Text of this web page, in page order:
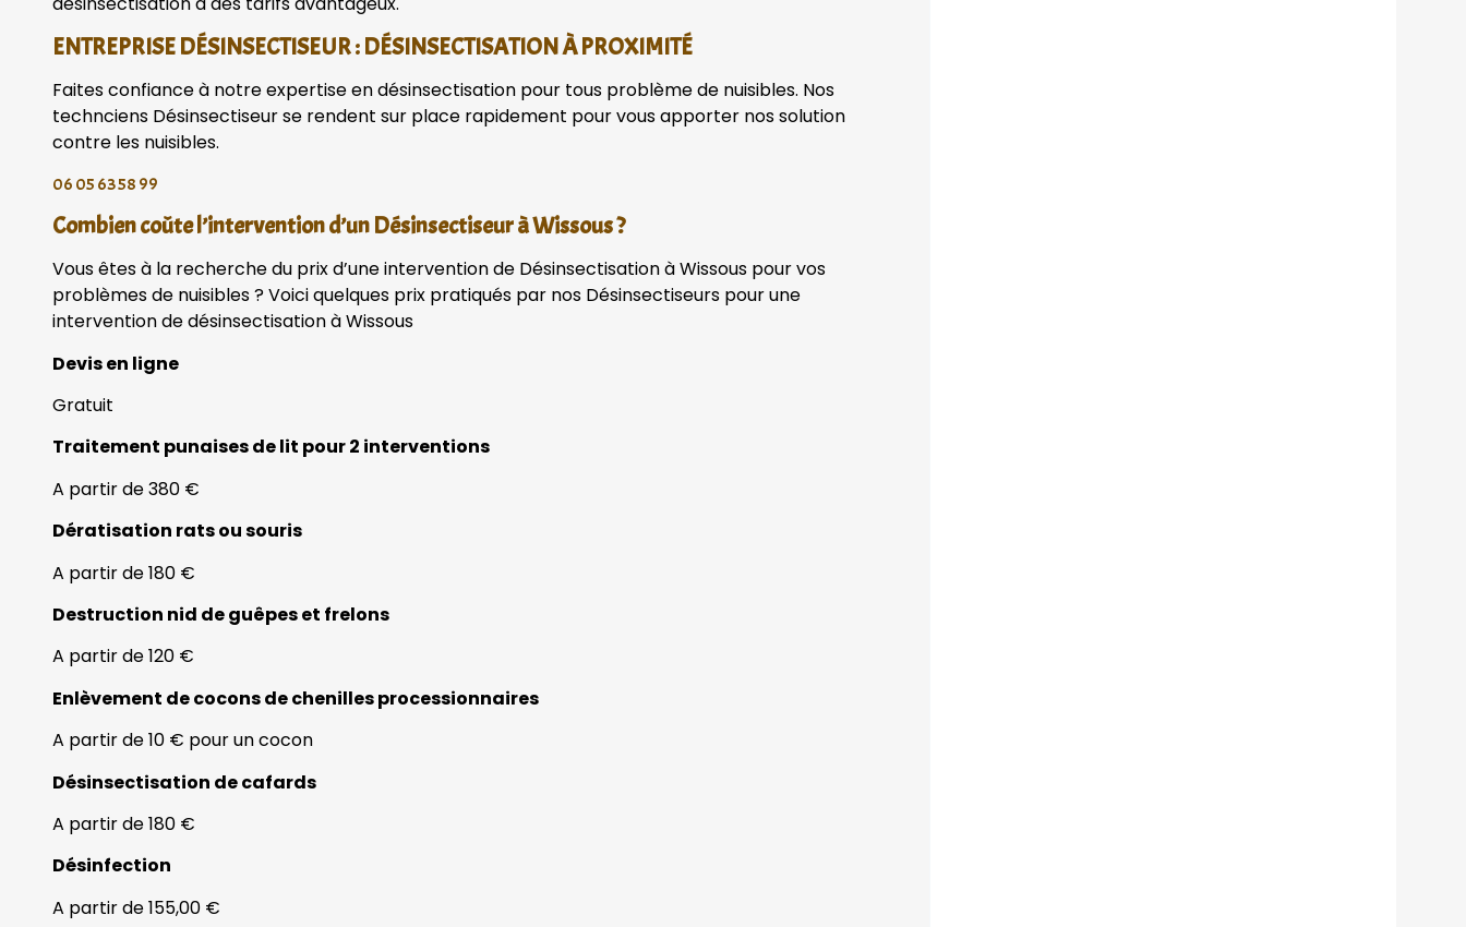
ENTREPRISE DÉSINSECTISEUR : DÉSINSECTISATION À PROXIMITÉ
Faites confiance à notre expertise en désinsectisation pour tous problème de nuisibles. Nos
technciens Désinsectiseur se rendent sur place rapidement pour vous apporter nos solution
contre les nuisibles.
06 05 63 58 99
Combien coûte l’intervention d’un Désinsectiseur à Wissous ?
Vous êtes à la recherche du prix d’une intervention de Désinsectisation à Wissous pour vos
problèmes de nuisibles ? Voici quelques prix pratiqués par nos Désinsectiseurs pour une
intervention de désinsectisation à Wissous
Devis en ligne
Gratuit
Traitement punaises de lit pour 2 interventions
A partir de 380 €
Dératisation rats ou souris
A partir de 180 €
Destruction nid de guêpes et frelons
A partir de 120 €
Enlèvement de cocons de chenilles processionnaires
A partir de 10 € pour un cocon
Désinsectisation de cafards
A partir de 180 €
Désinfection
A partir de 155,00 €